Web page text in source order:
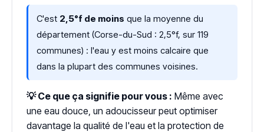
C'est 2,5°f de moins que la moyenne du
département (Corse-du-Sud : 2,5°f, sur 119
communes) : l'eau y est moins calcaire que
dans la plupart des communes voisines.
💡 Ce que ça signifie pour vous : Même avec
une eau douce, un adoucisseur peut optimiser
davantage la qualité de l'eau et la protection de